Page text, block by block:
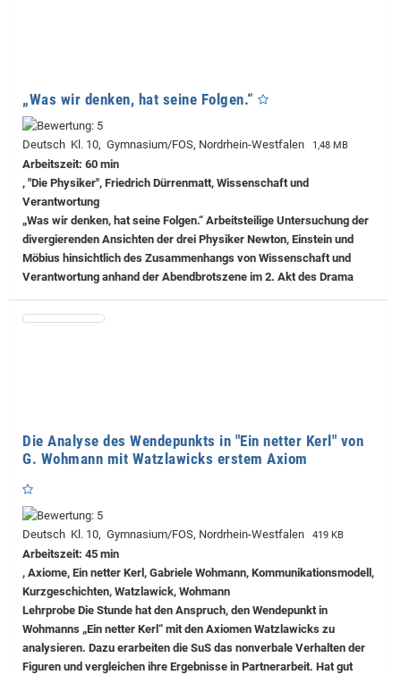
„Was wir denken, hat seine Folgen.“
Deutsch Kl. 10, Gymnasium/FOS, Nordrhein-Westfalen 1,48 MB
Arbeitszeit: 60 min
, "Die Physiker", Friedrich Dürrenmatt, Wissenschaft und
Verantwortung
„Was wir denken, hat seine Folgen.“ Arbeitsteilige Untersuchung der
divergierenden Ansichten der drei Physiker Newton, Einstein und
Möbius hinsichtlich des Zusammenhangs von Wissenschaft und
Verantwortung anhand der Abendbrotszene im 2. Akt des Drama
Die Analyse des Wendepunkts in "Ein netter Kerl" von
G. Wohmann mit Watzlawicks erstem Axiom
Deutsch Kl. 10, Gymnasium/FOS, Nordrhein-Westfalen 419 KB
Arbeitszeit: 45 min
, Axiome, Ein netter Kerl, Gabriele Wohmann, Kommunikationsmodell,
Kurzgeschichten, Watzlawick, Wohmann
Lehrprobe Die Stunde hat den Anspruch, den Wendepunkt in
Wohmanns „Ein netter Kerl“ mit den Axiomen Watzlawicks zu
analysieren. Dazu erarbeiten die SuS das nonverbale Verhalten der
Figuren und vergleichen ihre Ergebnisse in Partnerarbeit. Hat gut